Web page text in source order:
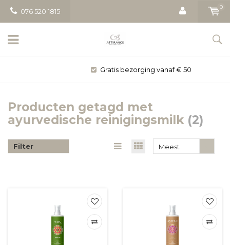
076 520 1815
0
Gratis bezorging vanaf € 50
Producten getagd met
ayurvedische reinigingsmilk (2)
Filter
Meest